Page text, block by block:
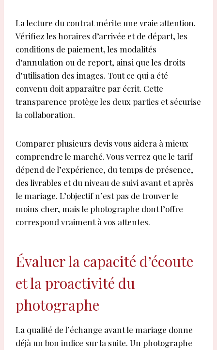
La lecture du contrat mérite une vraie attention.
Vérifiez les horaires d’arrivée et de départ, les
conditions de paiement, les modalités
d’annulation ou de report, ainsi que les droits
d’utilisation des images. Tout ce qui a été
convenu doit apparaître par écrit. Cette
transparence protège les deux parties et sécurise
la collaboration.
Comparer plusieurs devis vous aidera à mieux
comprendre le marché. Vous verrez que le tarif
dépend de l’expérience, du temps de présence,
des livrables et du niveau de suivi avant et après
le mariage. L’objectif n’est pas de trouver le
moins cher, mais le photographe dont l’offre
correspond vraiment à vos attentes.
Évaluer la capacité d’écoute
et la proactivité du
photographe
La qualité de l’échange avant le mariage donne
déjà un bon indice sur la suite. Un photographe